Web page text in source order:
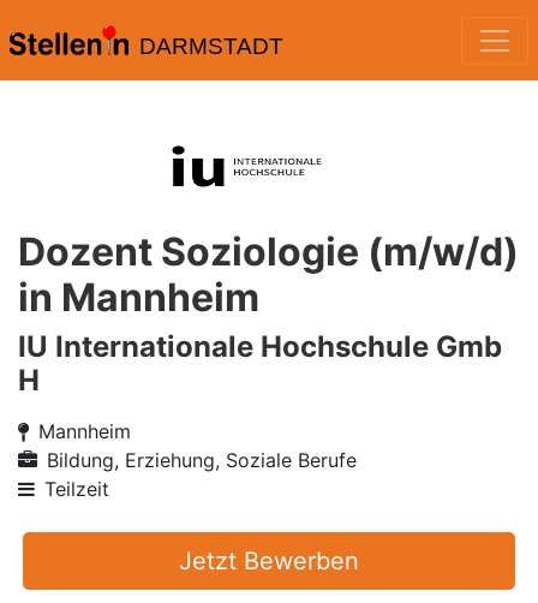
DARMSTADT
Dozent Soziologie (m/w/d)
in Mannheim
IU Internationale Hochschule Gmb
H
Mannheim
Bildung, Erziehung, Soziale Berufe
Teilzeit
Jetzt Bewerben